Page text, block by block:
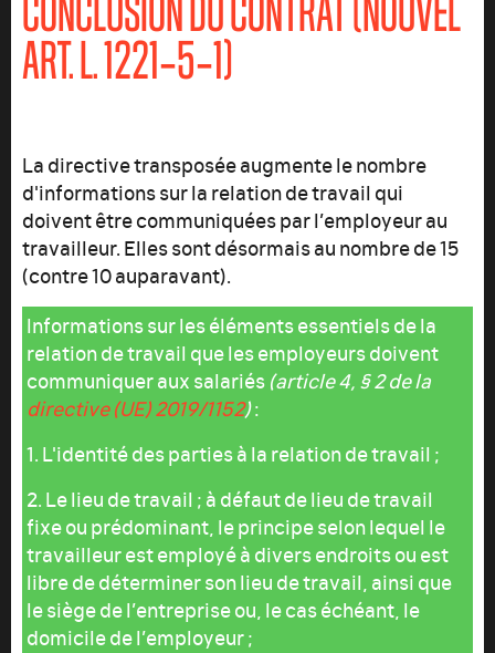
CONCLUSION DU CONTRAT (NOUVEL
ART. L. 1221‑5‑1)
La directive transposée augmente le nombre
d'informations sur la relation de travail qui
doivent être communiquées par l’employeur au
travailleur. Elles sont désormais au nombre de 15
(contre 10 auparavant).
Informations sur les éléments essentiels de la
relation de travail que les employeurs doivent
communiquer aux salariés(article 4, § 2 de la
directive (UE) 2019/1152):
1. L'identité des parties à la relation de travail ;
2. Le lieu de travail ; à défaut de lieu de travail
fixe ou prédominant, le principe selon lequel le
travailleur est employé à divers endroits ou est
libre de déterminer son lieu de travail, ainsi que
le siège de l’entreprise ou, le cas échéant, le
domicile de l’employeur ;